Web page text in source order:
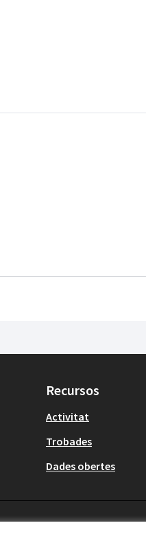
Recursos
Activitat
Trobades
Dades obertes